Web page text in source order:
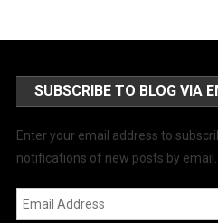
SUBSCRIBE TO BLOG VIA
Enter your email address to
notifications of new posts by email.
Email